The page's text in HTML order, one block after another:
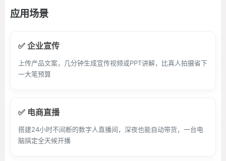
应用场景
✅ 企业宣传
上传产品文案，几分钟生成宣传视频或PPT讲解，比真人拍摄省下
一大笔预算
✅ 电商直播
搭建24小时不间断的数字人直播间，深夜也能自动带货，一台电
脑搞定全天候开播